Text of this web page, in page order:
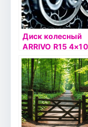
Диск колесный
ARRIVO R15
36/60,1 AR051
серебристый